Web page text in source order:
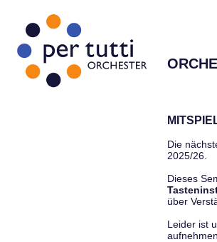
Die
2025/26.
Dieses
über
Leider ist